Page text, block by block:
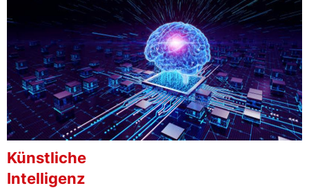
Künstliche
Intelligenz